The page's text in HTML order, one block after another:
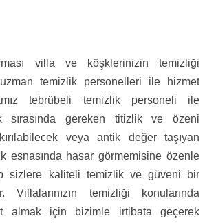
villa ve köşklerinizin temizliği
temizlik personelleri ile hizmet
tebrübeli temizlik personeli ile
sırasında gereken titizlik ve özeni
veya antik değer taşıyan
esnasında hasar görmemisine özenle
sizlere kaliteli temizlik ve güveni bir
Villalarınızın temizliği konularında
almak için bizimle irtibata geçerek